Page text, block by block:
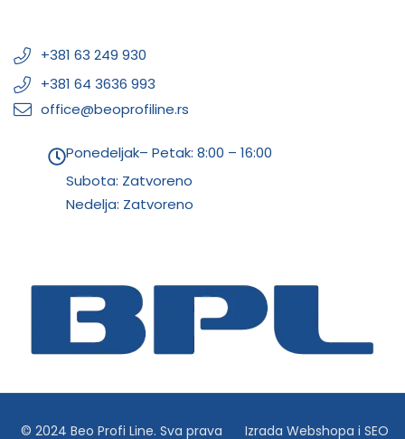
+381 63 249 930
+381 64 3636 993
office@beoprofiline.rs
Ponedeljak– Petak: 8:00 – 16:00
Subota: Zatvoreno
Nedelja: Zatvoreno
© 2024 Beo Profi Line. Sva prava Izrada Webshopa iSEO